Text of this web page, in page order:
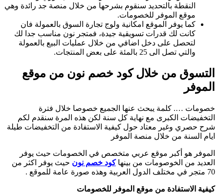
النقطة بالتحديد سنقوم بشرحها من خلال منصة جد رائدة وهي
موقع الموفر للخصومات.
كما يوفر الموقع امكانية ولوج تجارة السوق بالعمولة فان
كانت لك قدرات تسويقية جيدة، فمتجر نون مناسب جدا لك
لتحصل على دخل اضافي من خلال عمليات البيع بالعمولة
والتي تصل الى 25 بالمئة على بعض المنتجات.
التسوق من خلال كود خصم نون من موقع
الموفر
خصومات …. كلمة يبحث عنها الجميع خصوصا خلال فترة
التخفيضات الكبرى مع نهاية كل سنة لكن هذه المرة سنقدم لكم
شرح حصري وغير معتاد حول كيفية الاستفادة من التخفيضات طيلة
ايام السنة من خلال منصة الموفر
الموفر هو أكبر موقع عربي متخصص في الخصومات حيث يوفر
العديد من الخوصومات من بينهاكود خصم نون حيث يوفر اكثر من
70 متجر في مختلف الدول العربية وهذه صورة عامة للموقع .
كيفية الاستفادة من موقع الموفر للخصومات